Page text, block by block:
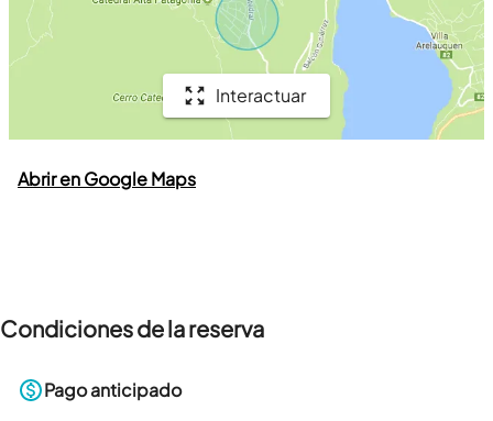
Interactuar
Abrir en Google Maps
Condiciones de la reserva
Pago anticipado